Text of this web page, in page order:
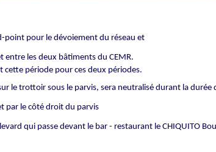
pour le dévoiement du réseau et
les deux bâtiments du CEMR.
cette période pour ces deux périodes.
le trottoir sous le parvis, sera neutralisé durant la durée
par le côté droit du parvis
qui passe devant le bar - restaurant le CHIQUITO